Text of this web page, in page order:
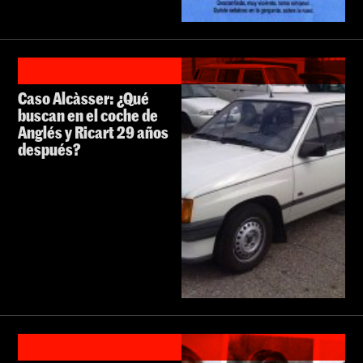
Caso Alcàsser: ¿Qué
buscan en el coche de
Anglés y Ricart 29 años
después?